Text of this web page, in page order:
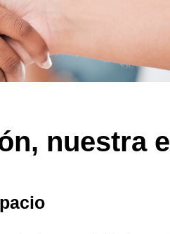
nuestra